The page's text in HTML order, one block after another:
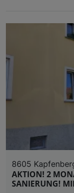
8605
AKTION! 2
SANIERUNG!